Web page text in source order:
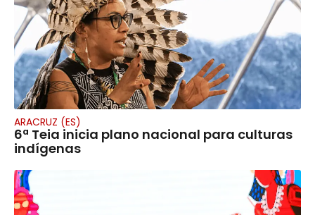
ARACRUZ (ES)
6ª Teia inicia plano nacional para culturas
indígenas